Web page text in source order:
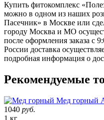
Купить фитокомплекс
можно в одном из наших
Пасечник» в Москве или
городу Москва и МО
после оформления заказа с
России доставка
подробная информация о
Рекомендуемые
Мед горный
1040 руб.
1 кг